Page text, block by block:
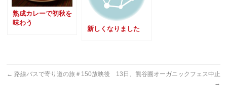
熟成カレーで初秋を
味わう
新しくなりました
← 路線バスで寄り道の旅＃150放映後
13日、熊谷圏オーガニックフェス中止
→